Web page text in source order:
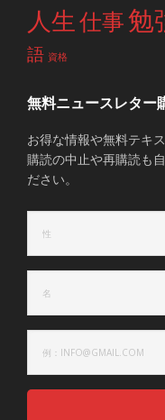
人生 仕事勉
語 資格
無料ニュースレター
お得な情報や無料テキ
購読の中止や再購読も
ださい。